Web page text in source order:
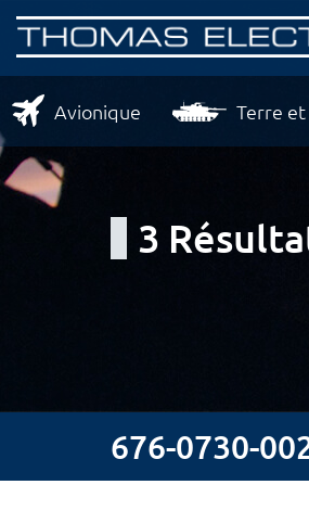
Avionique Terre
3
676-0730-